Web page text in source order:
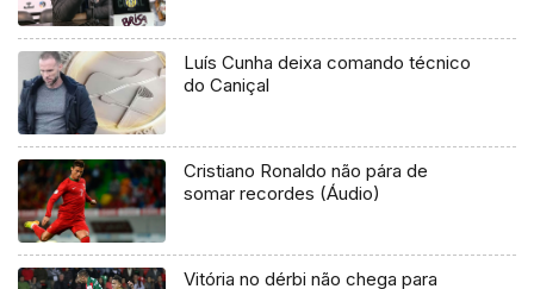
Luís Cunha deixa comando técnico
do Caniçal
Cristiano Ronaldo não pára de
somar recordes (Áudio)
Vitória no dérbi não chega para